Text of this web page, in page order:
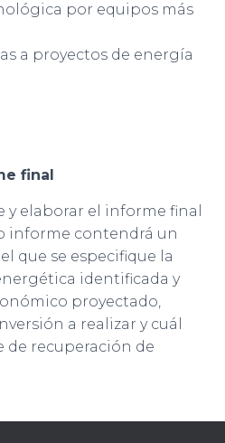
por equipos más
a proyectos de energía
final
y elaborar el informe final
informe contendrá un
que se especifique la
identificada y
proyectado,
a realizar y cuál
de recuperación de